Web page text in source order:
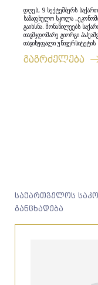
დღეს, 9 სექტემბერს
საზაფხულო სკოლა
გაიხსნა. მონაწილეებს
თავმჯდომარე გიორგი
თავისუფალი
გაგრძელება
საქართველოს
განცხადება